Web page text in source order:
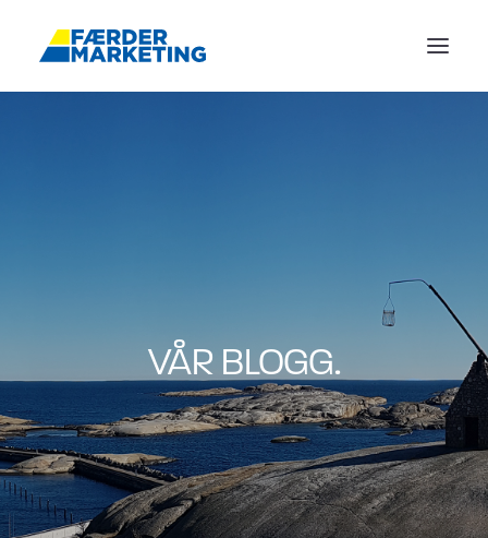
SEARCH
VÅR BLOGG.